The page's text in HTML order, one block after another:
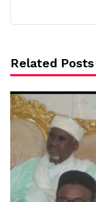
Related Posts